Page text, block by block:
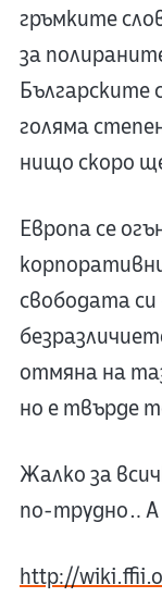
гръмките
за
Българските
голяма
нищо скоро
Европа се
свободата си
отмяна на
но е твърде
Жалко за
по-трудно…
http://